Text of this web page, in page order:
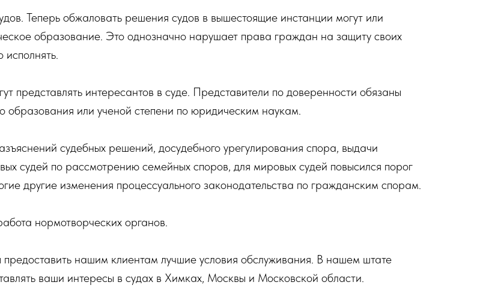
Теперь обжаловать решения судов в вышестоящие инстанции могут или
образование. Это однозначно нарушает права граждан на защиту своих
исполнять.
представлять интересантов в суде. Представители по доверенности обязаны
образования или ученой степени по юридическим наукам.
судебных решений, досудебного урегулирования спора, выдачи
судей по рассмотрению семейных споров, для мировых судей повысился порог
другие изменения процессуального законодательства по гражданским спорам.
нормотворческих органов.
нашим клиентам лучшие условия обслуживания. В нашем штате
ваши интересы в судах в Химках, Москвы и Московской области.